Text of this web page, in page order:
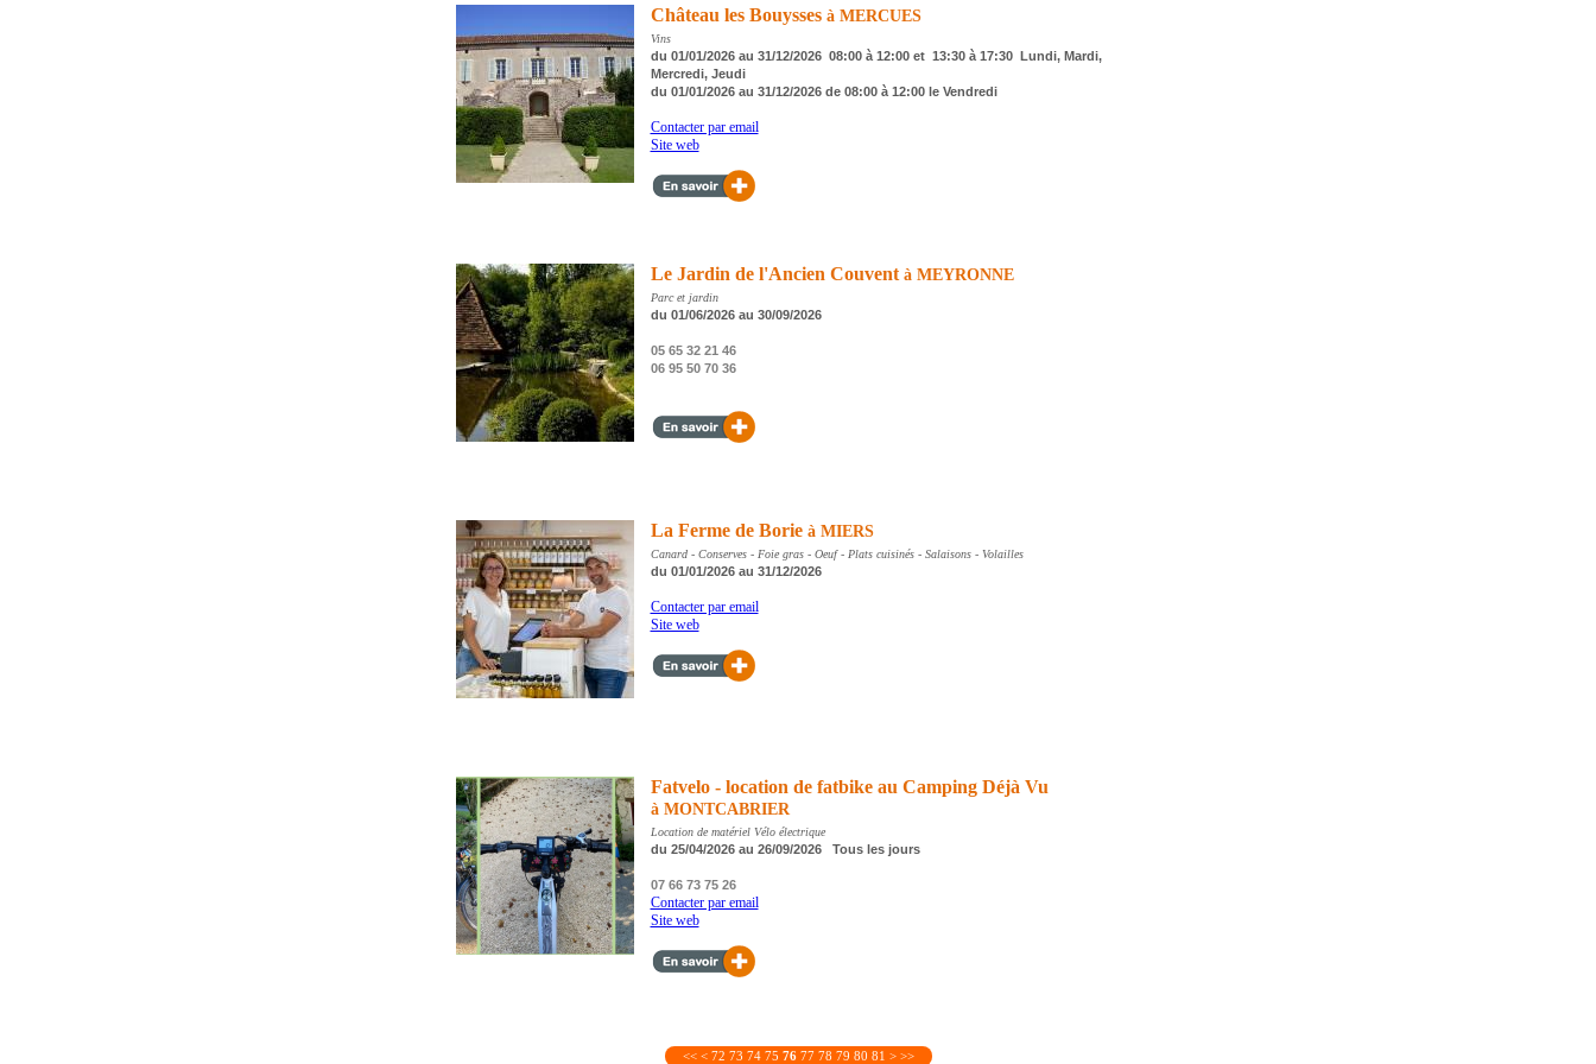
Château les Bouysses à MERCUES
Vins
du 01/01/2026 au 31/12/2026 08:00 à 12:00 et 13:30 à 17:30 Lundi, Mardi,
Mercredi, Jeudi
du 01/01/2026 au 31/12/2026 de 08:00 à 12:00 le Vendredi
Contacter par email
Site web
Le Jardin de l'Ancien Couvent à MEYRONNE
Parc et jardin
du 01/06/2026 au 30/09/2026
05 65 32 21 46
06 95 50 70 36
La Ferme de Borie à MIERS
Canard - Conserves - Foie gras - Oeuf - Plats cuisinés - Salaisons - Volailles
du 01/01/2026 au 31/12/2026
Contacter par email
Site web
Fatvelo - location de fatbike au Camping Déjà Vu
à MONTCABRIER
Location de matériel Vélo électrique
du 25/04/2026 au 26/09/2026 Tous les jours
07 66 73 75 26
Contacter par email
Site web
<< < 72 73 74 75 76 77 78 79 80 81 > >>